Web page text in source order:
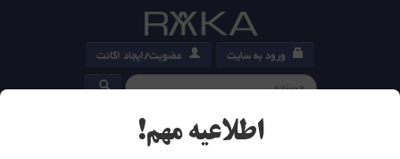
ورود به سایت عضویت/ایجاد اکانت
کارت خرید
اطلاعیه مهم!